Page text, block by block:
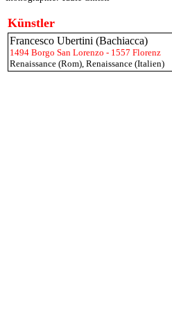
Künstler
Francesco Ubertini (Bachiacca)
1494 Borgo San Lorenzo - 1557 Florenz
Renaissance (Rom), Renaissance (Italien)